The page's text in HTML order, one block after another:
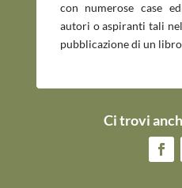
con numerose case
autori o aspiranti tali
pubblicazione di un
Ci trovi